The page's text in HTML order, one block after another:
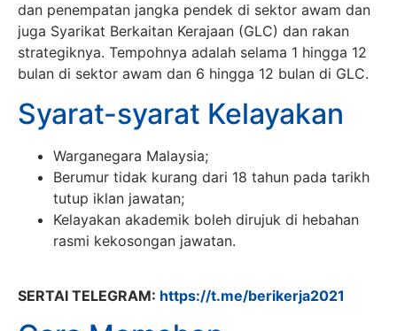
dan penempatan jangka pendek di sektor awam dan
juga Syarikat Berkaitan Kerajaan (GLC) dan rakan
strategiknya​. Tempohnya adalah selama 1 hingga 12
bulan di sektor awam dan 6 hingga 12 bulan di GLC.
Syarat-syarat Kelayakan
Warganegara Malaysia;
Berumur tidak kurang dari 18 tahun pada tarikh
tutup iklan jawatan;
Kelayakan akademik boleh dirujuk di hebahan
rasmi kekosongan jawatan.
SERTAI TELEGRAM: https://t.me/berikerja2021